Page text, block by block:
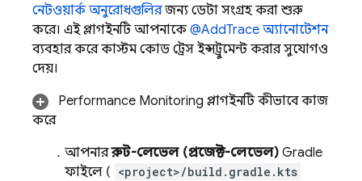
নেটওয়ার্ক অনুরোধগুলিরজন্য ডেটা সংগ্রহ করা শুরু
করে। এই প্লাগইনটি আপনাকে@AddTrace অ্যানোটেশন
ব্যবহার করে কাস্টম কোড ট্রেস ইন্সট্রুমেন্ট করার সুযোগও
দেয়।
Performance Monitoring প্লাগইনটি কীভাবে কাজ
করে
আপনাররুট-লেভেল (প্রজেক্ট-লেভেল) Gradle
ফাইলে ( <project>/build.gradle.kts